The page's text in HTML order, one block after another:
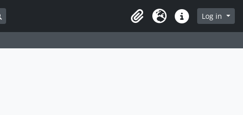
Search in browse page
ClipboardLanguageQuick linksLog in